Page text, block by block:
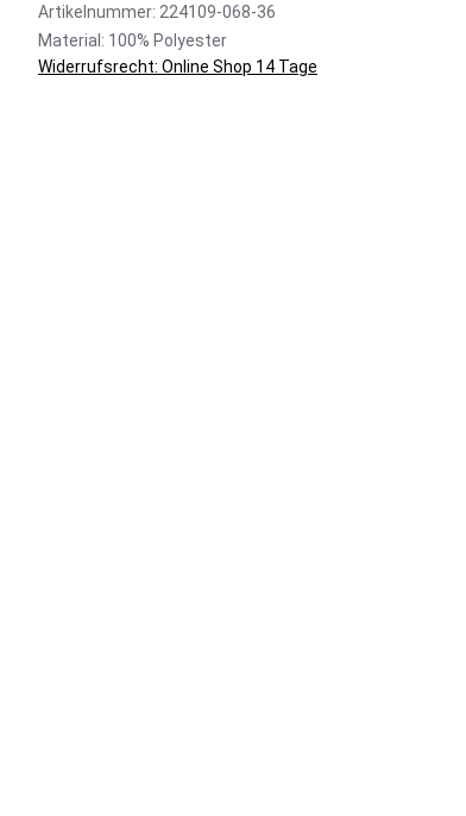
Artikelnummer: 224109-068-36
Material: 100% Polyester
Widerrufsrecht: Online Shop 14 Tage